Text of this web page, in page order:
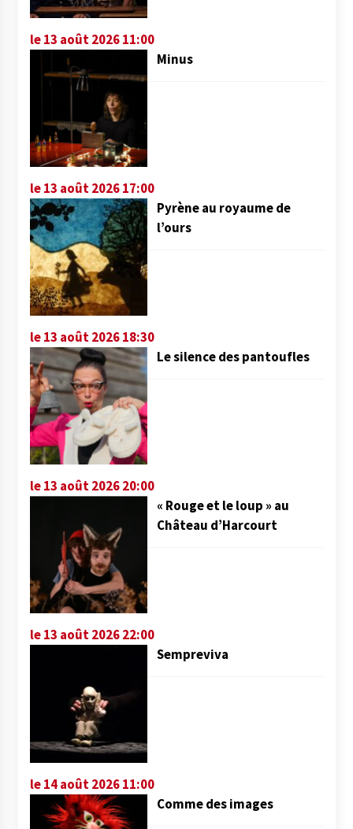
le 13 août 2026 11:00
Minus
le 13 août 2026 17:00
Pyrène au royaume de
l’ours
le 13 août 2026 18:30
Le silence des pantoufles
le 13 août 2026 20:00
« Rouge et le loup » au
Château d’Harcourt
le 13 août 2026 22:00
Sempreviva
le 14 août 2026 11:00
Comme des images